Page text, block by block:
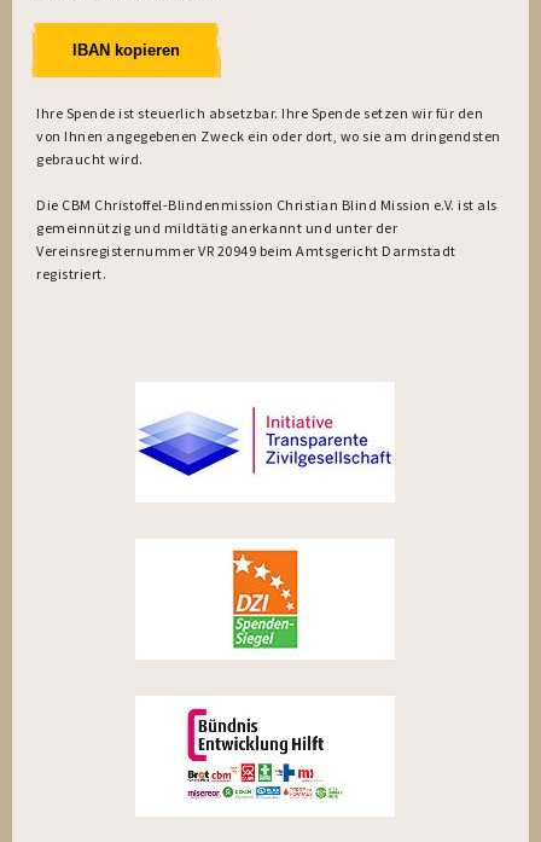
IBAN kopieren
Ihre Spende ist steuerlich absetzbar. Ihre Spende setzen wir für den
von Ihnen angegebenen Zweck ein oder dort, wo sie am dringendsten
gebraucht wird.
Die CBM Christoffel-Blindenmission Christian Blind Mission e.V. ist als
gemeinnützig und mildtätig anerkannt und unter der
Vereinsregisternummer VR 20949 beim Amtsgericht Darmstadt
registriert.